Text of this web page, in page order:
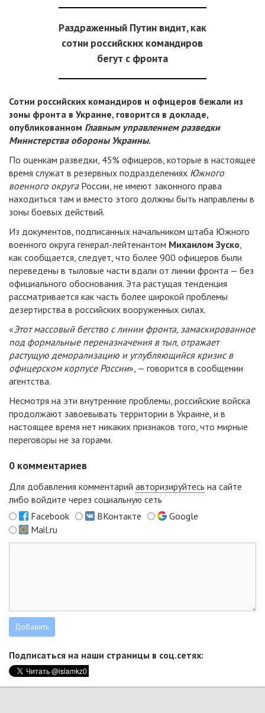
Раздраженный Путин видит, как
сотни российских командиров
бегут с фронта
Сотни российских командиров и офицеров бежали из
зоны фронта в Украине, говорится в докладе,
опубликованном Главным управлением разведки
Министерства обороны Украины.
По оценкам разведки, 45% офицеров, которые в настоящее
время служат в резервных подразделениях Южного
военного округаРоссии, не имеют законного права
находиться там и вместо этого должны быть направлены в
зоны боевых действий.
Из документов, подписанных начальником штаба Южного
военного округа генерал-лейтенантом Михаилом Зуско,
как сообщается, следует, что более 900 офицеров были
переведены в тыловые части вдали от линии фронта — без
официального обоснования. Эта растущая тенденция
рассматривается как часть более широкой проблемы
дезертирства в российских вооруженных силах.
«Этот массовый бегство с линии фронта, замаскированное
под формальные переназначения в тыл, отражает
растущую деморализацию и углубляющийся кризис в
офицерском корпусе России», — говорится в сообщении
агентства.
Несмотря на эти внутренние проблемы, российские войска
продолжают завоевывать территории в Украине, и в
настоящее время нет никаких признаков того, что мирные
переговоры не за горами.
0 комментариев
Для добавления комментарий авторизируйтесь на сайте
либо войдите через социальную сеть
Facebook
ВКонтакте
Google
Mail.ru
Подписаться на наши страницы в соц.сетях: